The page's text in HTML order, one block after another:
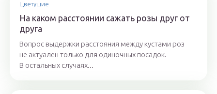
Цветущие
На каком расстоянии сажать розы друг от
друга
Вопрос выдержки расстояния между кустами роз
не актуален только для одиночных посадок.
В остальных случаях...